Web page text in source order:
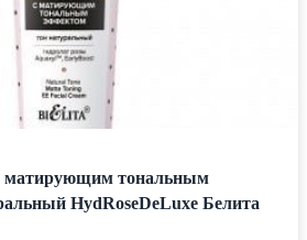
матирующим тональным
HydRoseDeLuxe Белита